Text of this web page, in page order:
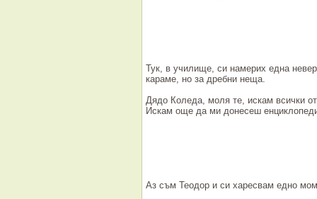
Тук, в училище, си намерих една
караме, но за дребни неща.
Дядо Коледа, моля те, искам всички
Искам още да ми донесеш
Аз съм Теодор и си харесвам едно